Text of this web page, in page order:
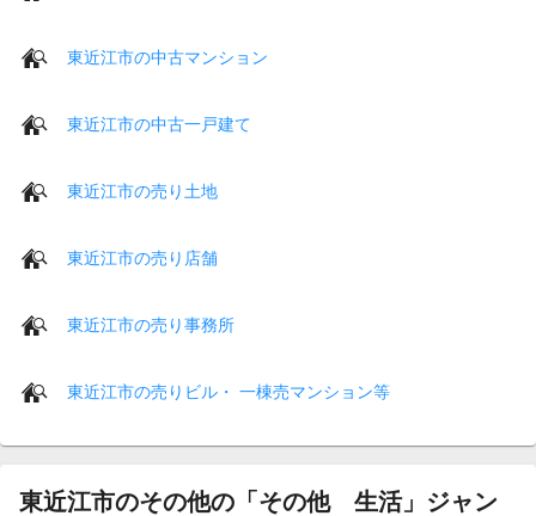
東近江市の中古マンション
東近江市の中古一戸建て
東近江市の売り土地
東近江市の売り店舗
東近江市の売り事務所
東近江市の売りビル・ 一棟売マンション等
東近江市のその他の「その他 生活」ジャン